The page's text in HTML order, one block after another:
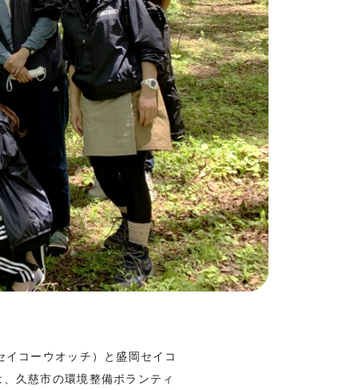
コーウオッチ）と盛岡セイコ
久慈市の環境整備ボランティ